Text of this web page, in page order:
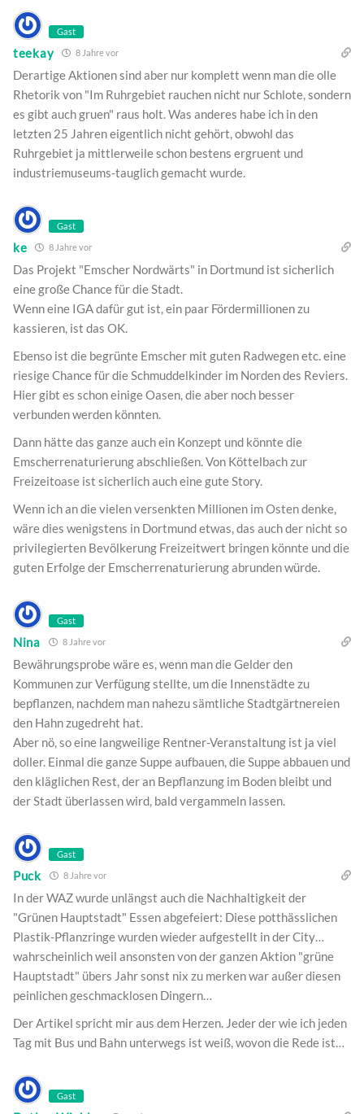
Gast
teekay 8 Jahre vor
Derartige Aktionen sind aber nur komplett wenn man die olle
Rhetorik von "Im Ruhrgebiet rauchen nicht nur Schlote, sondern
es gibt auch gruen" raus holt. Was anderes habe ich in den
letzten 25 Jahren eigentlich nicht gehört, obwohl das
Ruhrgebiet ja mittlerweile schon bestens ergruent und
industriemuseums-tauglich gemacht wurde.
Gast
ke 8 Jahre vor
Das Projekt "Emscher Nordwärts" in Dortmund ist sicherlich
eine große Chance für die Stadt.
Wenn eine IGA dafür gut ist, ein paar Fördermillionen zu
kassieren, ist das OK.
Ebenso ist die begrünte Emscher mit guten Radwegen etc. eine
riesige Chance für die Schmuddelkinder im Norden des Reviers.
Hier gibt es schon einige Oasen, die aber noch besser
verbunden werden könnten.
Dann hätte das ganze auch ein Konzept und könnte die
Emscherrenaturierung abschließen. Von Köttelbach zur
Freizeitoase ist sicherlich auch eine gute Story.
Wenn ich an die vielen versenkten Millionen im Osten denke,
wäre dies wenigstens in Dortmund etwas, das auch der nicht so
privilegierten Bevölkerung Freizeitwert bringen könnte und die
guten Erfolge der Emscherrenaturierung abrunden würde.
Gast
Nina 8 Jahre vor
Bewährungsprobe wäre es, wenn man die Gelder den
Kommunen zur Verfügung stellte, um die Innenstädte zu
bepflanzen, nachdem man nahezu sämtliche Stadtgärtnereien
den Hahn zugedreht hat.
Aber nö, so eine langweilige Rentner-Veranstaltung ist ja viel
doller. Einmal die ganze Suppe aufbauen, die Suppe abbauen und
den kläglichen Rest, der an Bepflanzung im Boden bleibt und
der Stadt überlassen wird, bald vergammeln lassen.
Gast
Puck 8 Jahre vor
In der WAZ wurde unlängst auch die Nachhaltigkeit der
"Grünen Hauptstadt" Essen abgefeiert: Diese potthässlichen
Plastik-Pflanzringe wurden wieder aufgestellt in der City…
wahrscheinlich weil ansonsten von der ganzen Aktion "grüne
Hauptstadt" übers Jahr sonst nix zu merken war außer diesen
peinlichen geschmacklosen Dingern…
Der Artikel spricht mir aus dem Herzen. Jeder der wie ich jeden
Tag mit Bus und Bahn unterwegs ist weiß, wovon die Rede ist…
Gast